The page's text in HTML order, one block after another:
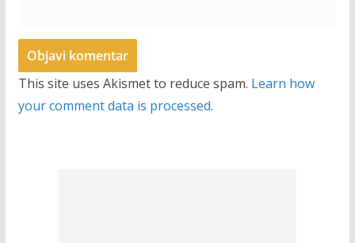
This site uses Akismet to reduce spam. Learn how
your comment data is processed.